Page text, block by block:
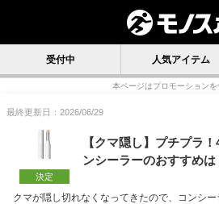
受付中 人気アイテム
本ページはプロモーション
最終更新日：2026/06/29
決定
【クマ隠し】プチプラ
ンシーラーのおすすめは
クマが隠し切れなくなってきたので、コンシ